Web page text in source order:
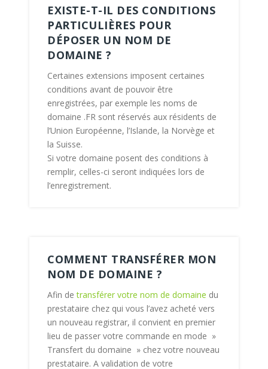
EXISTE-T-IL DES CONDITIONS
PARTICULIÈRES POUR
DÉPOSER UN NOM DE
DOMAINE ?
Certaines extensions imposent certaines
conditions avant de pouvoir être
enregistrées, par exemple les noms de
domaine .FR sont réservés aux résidents de
l’Union Européenne, l’Islande, la Norvège et
la Suisse.
Si votre domaine posent des conditions à
remplir, celles-ci seront indiquées lors de
l’enregistrement.
COMMENT TRANSFÉRER MON
NOM DE DOMAINE ?
Afin de transférer votre nom de domaine du
prestataire chez qui vous l’avez acheté vers
un nouveau registrar, il convient en premier
lieu de passer votre commande en mode »
Transfert du domaine » chez votre nouveau
prestataire. A validation de votre